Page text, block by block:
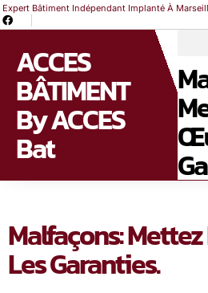
Expert Bâtiment Indépendant Implanté À
ACCES
BÂTIMENT
By ACCES
Bat
Malfaçons:
Les Garanties.